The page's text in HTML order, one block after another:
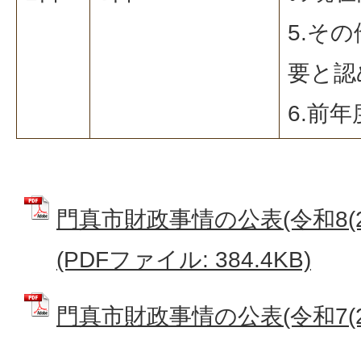
5.その
要と
6.前年
門真市財政事情の公表(令和
(PDFファイル: 384.4KB)
門真市財政事情の公表(令和